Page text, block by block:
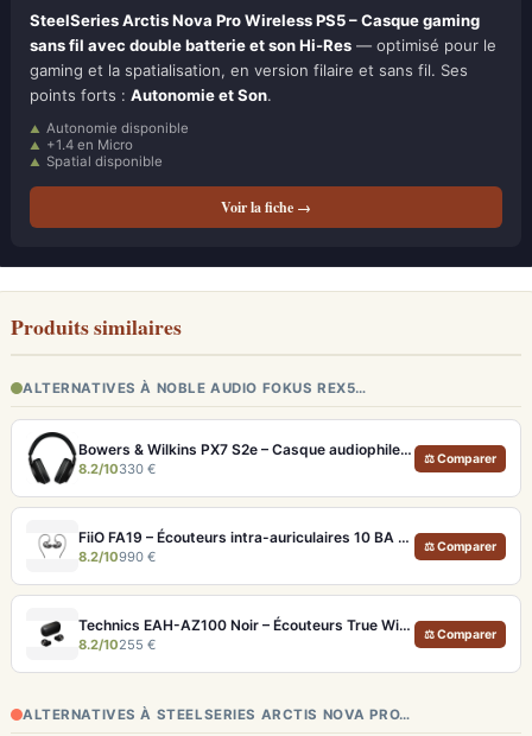
SteelSeries Arctis Nova Pro Wireless PS5 – Casque gaming
sans fil avec double batterie et son Hi-Res — optimisé pour le
gaming et la spatialisation, en version filaire et sans fil. Ses
points forts : Autonomie et Son.
Autonomie disponible
+1.4 en Micro
Spatial disponible
Voir la fiche →
Produits similaires
ALTERNATIVES À NOBLE AUDIO FOKUS REX5…
Bowers & Wilkins PX7 S2e – Casque audiophile sans fil ANC 30h
8.2/10330 €
⚖ Comparer
FiiO FA19 – Écouteurs intra-auriculaires 10 BA Knowles avec technologie S.Turbo
8.2/10990 €
⚖ Comparer
Technics EAH-AZ100 Noir – Écouteurs True Wireless audiophiles avec drivers MFD et autonomie 29h
8.2/10255 €
⚖ Comparer
ALTERNATIVES À STEELSERIES ARCTIS NOVA PRO…